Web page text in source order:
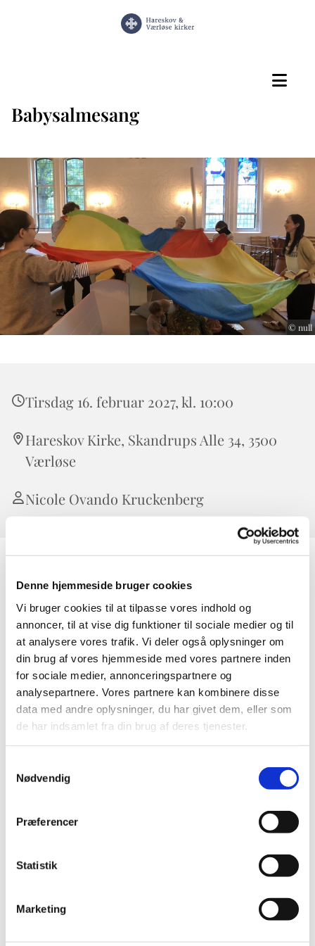
Denne hjemmeside bruger cookies
Vi bruger cookies til at tilpasse vores indhold og
annoncer, til at vise dig funktioner til sociale medier og til
at analysere vores trafik. Vi deler også oplysninger om
din brug af vores hjemmeside med vores partnere inden
for sociale medier, annonceringspartnere og
analysepartnere. Vores partnere kan kombinere disse
data med andre oplysninger, du har givet dem, eller som
de har indsamlet fra din brug af deres tjenester.
Nødvendig
Præferencer
Statistik
Marketing
Babysalmesang
© null
Tirsdag 16. februar 2027, kl. 10:00
Hareskov Kirke, Skandrups Alle 34, 3500
Værløse
Nicole Ovando Kruckenberg
baby på. Vi synger salmer, sanglege, træner motorik og
griner. Babyerne lærer hinanden lidt at kende og indgår i
et fællesskab. Vi anbefaler at baby er over 2 måneder ved
start.
Kontakt: Nicole Ovando Kruckenberg. Tirsdage kl. 10.00-
10.45 (fra 1/9)